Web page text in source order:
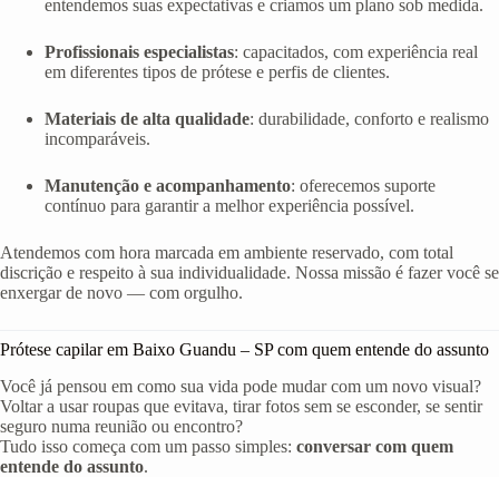
entendemos suas expectativas e criamos um plano sob medida.
Profissionais especialistas: capacitados, com experiência real
em diferentes tipos de prótese e perfis de clientes.
Materiais de alta qualidade: durabilidade, conforto e realismo
incomparáveis.
Manutenção e acompanhamento: oferecemos suporte
contínuo para garantir a melhor experiência possível.
Atendemos com hora marcada em ambiente reservado, com total
discrição e respeito à sua individualidade. Nossa missão é fazer você se
enxergar de novo — com orgulho.
Prótese capilar em Baixo Guandu – SP com quem entende do assunto
Você já pensou em como sua vida pode mudar com um novo visual?
Voltar a usar roupas que evitava, tirar fotos sem se esconder, se sentir
seguro numa reunião ou encontro?
Tudo isso começa com um passo simples: conversar com quem
entende do assunto.